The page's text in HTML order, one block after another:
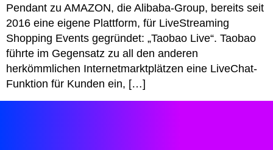
Pendant zu AMAZON, die Alibaba-Group, bereits seit
2016 eine eigene Plattform, für LiveStreaming
Shopping Events gegründet: „Taobao Live“. Taobao
führte im Gegensatz zu all den anderen
herkömmlichen Inter­net­markt­plät­zen eine LiveChat-
Funktion für Kunden ein, […]